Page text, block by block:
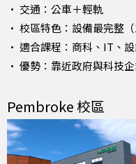
• 交通：公車＋輕軌
• 校區特色：設備最完整（
• 適合課程：商科、IT、
• 優勢：靠近政府與科技
Pembroke 校區